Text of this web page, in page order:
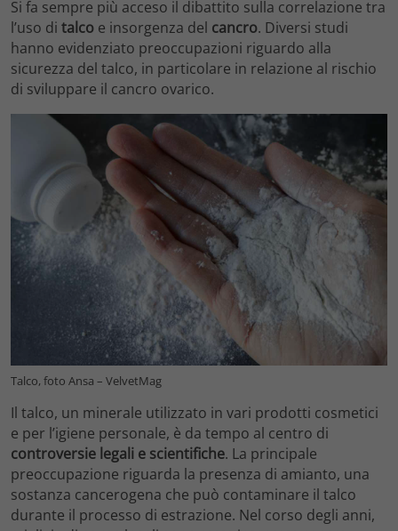
Si fa sempre più acceso il dibattito sulla correlazione tra
l’uso di talco e insorgenza del cancro. Diversi studi
hanno evidenziato preoccupazioni riguardo alla
sicurezza del talco, in particolare in relazione al rischio
di sviluppare il cancro ovarico.
Talco, foto Ansa – VelvetMag
Il talco, un minerale utilizzato in vari prodotti cosmetici
e per l’igiene personale, è da tempo al centro di
controversie legali e scientifiche. La principale
preoccupazione riguarda la presenza di amianto, una
sostanza cancerogena che può contaminare il talco
durante il processo di estrazione. Nel corso degli anni,